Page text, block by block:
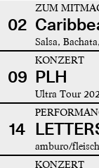
02
ZUM
Salsa,
09
KONZERT
PLH
Ultra Tour
14
amburo/
KONZERT